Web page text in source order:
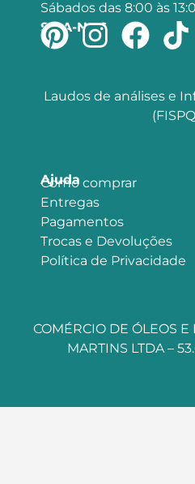
Sábados das 8:00 às
SIGA-NOS
Laudos de análises e
Ajuda
Como comprar
Entregas
Pagamentos
Trocas e Devoluções
Política de Privacidade
COMÉRCIO DE ÓLEOS E
MARTINS LTDA –